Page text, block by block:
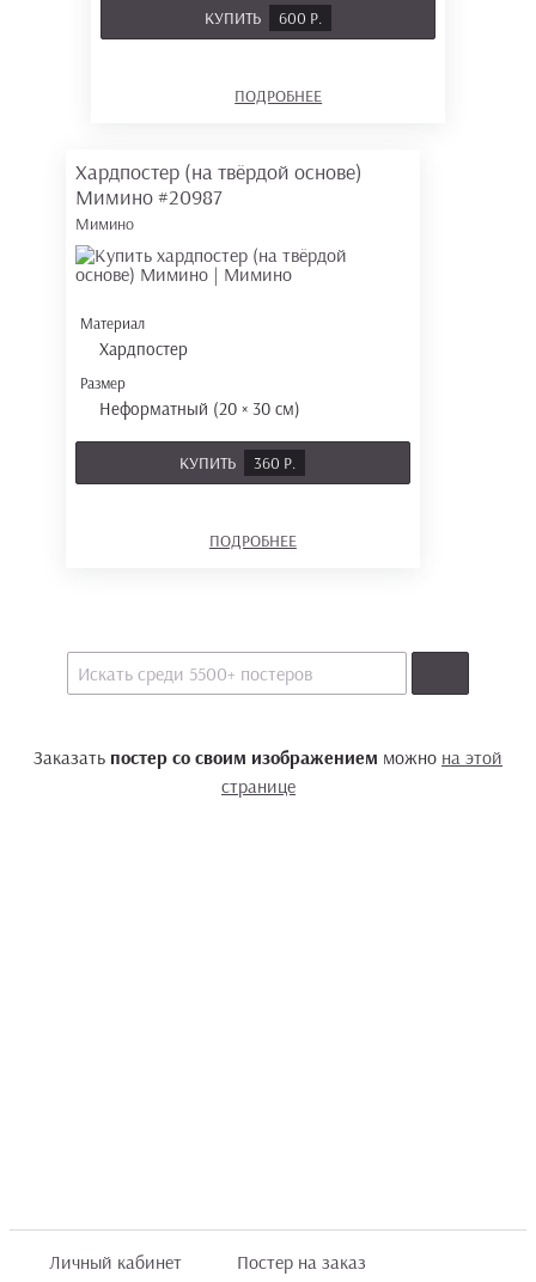
КУПИТЬ 600 Р.
ПОДРОБНЕЕ
Хардпостер (на твёрдой основе)
Мимино #20987
Мимино
Материал
Хардпостер
Размер
Неформатный (20 × 30 см)
КУПИТЬ 360 Р.
ПОДРОБНЕЕ
Заказать постер со своим изображением можно на этой
странице
Личный кабинет Постер на заказ